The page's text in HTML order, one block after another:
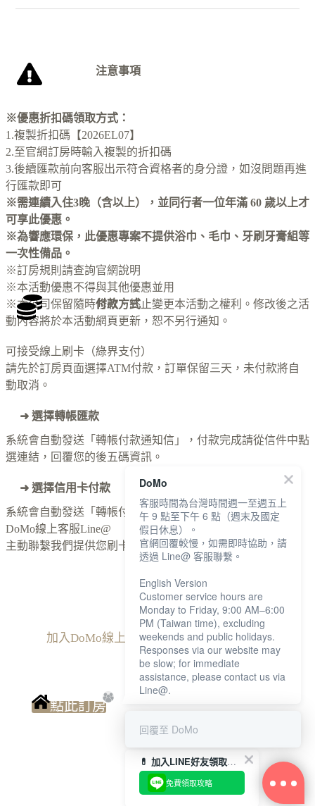
注意事項
※優惠折扣碼領取方式：
1.複製折扣碼【2026EL07】
2.至官網訂房時輸入複製的折扣碼
3.後續匯款前向客服出示符合資格者的身分證，如沒問題再進
行匯款即可
※需連續入住3晚（含以上），並同行者一位年滿 60 歲以上才
可享此優惠。
※為響應環保，此優惠專案不提供浴巾、毛巾、牙刷牙膏組等
一次性備品。
※訂房規則請查詢官網說明
※本活動優惠不得與其他優惠並用
※本公司保留隨時修改、終止變更本活動之權利。修改後之活
動內容將於本活動網頁更新，恕不另行通知。
付款方式
可接受線上刷卡（綠界支付）
請先於訂房頁面選擇ATM付款，訂單保留三天，未付款將自
動取消。
➜ 選擇轉帳匯款
系統會自動發送「轉帳付款通知信」，付款完成請從信件中點
選連結，回覆您的後五碼資訊。
➜ 選擇信用卡付款
系統會自動發送「轉帳付款通知信」請從入住需知內加入
DoMo線上客服Line@
主動聯繫我們提供您刷卡付款頁面
加入DoMo線上客服Line@
點此訂房
💊 加入LINE好友領取東京藥妝店攻略
免費領取攻略
DoMo
客服時間為台灣時間週一至週五上
午 9 點至下午 6 點（週末及國定
假日休息）。
官網回覆較慢，如需即時協助，請
透過 Line@ 客服聯繫。
English Version
Customer service hours are
Monday to Friday, 9:00 AM–6:00
PM (Taiwan time), excluding
weekends and public holidays.
Responses via our website may
be slow; for immediate
assistance, please contact us via
Line@.
回覆至 DoMo